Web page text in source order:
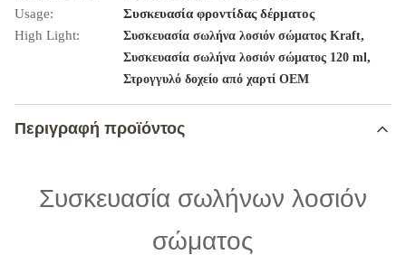
Usage:
Συσκευασία φροντίδας δέρματος
High Light:
Συσκευασία σωλήνα λοσιόν σώματος Kraft,
Συσκευασία σωλήνα λοσιόν σώματος 120 ml,
Στρογγυλό δοχείο από χαρτί OEM
Περιγραφή προϊόντος
Συσκευασία σωλήνων λοσιόν
σώματος